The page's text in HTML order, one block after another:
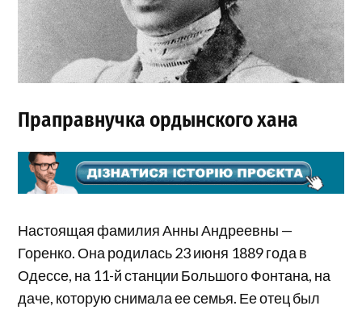
Праправнучка ордынского хана
Настоящая фамилия Анны Андреевны —
Горенко. Она родилась 23 июня 1889 года в
Одессе, на 11-й станции Большого Фонтана, на
даче, которую снимала ее семья. Ее отец был